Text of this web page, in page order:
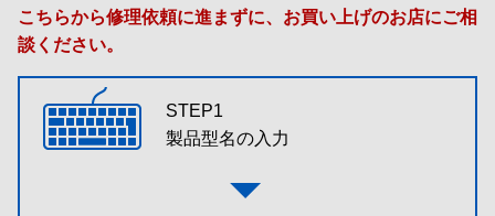
こちらから修理依頼に進まずに、お買い上げのお店にご相
談ください。
STEP1
製品型名の入力